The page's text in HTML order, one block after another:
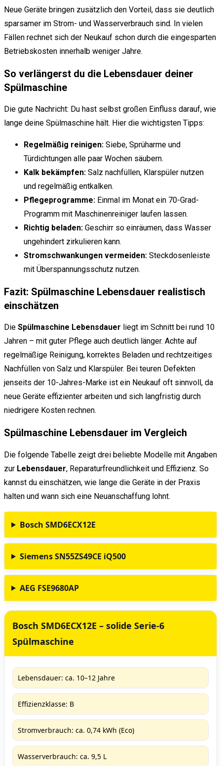
Neue Geräte bringen zusätzlich den Vorteil, dass sie deutlich
sparsamer im Strom- und Wasserverbrauch sind. In vielen
Fällen rechnet sich der Neukauf schon durch die eingesparten
Betriebskosten innerhalb weniger Jahre.
So verlängerst du die Lebensdauer deiner
Spülmaschine
Die gute Nachricht: Du hast selbst großen Einfluss darauf, wie
lange deine Spülmaschine hält. Hier die wichtigsten Tipps:
Regelmäßig reinigen: Siebe, Sprüharme und
Türdichtungen alle paar Wochen säubern.
Kalk bekämpfen: Salz nachfüllen, Klarspüler nutzen
und regelmäßig entkalken.
Pflegeprogramme: Einmal im Monat ein 70-Grad-
Programm mit Maschinenreiniger laufen lassen.
Richtig beladen: Geschirr so einräumen, dass Wasser
ungehindert zirkulieren kann.
Stromschwankungen vermeiden: Steckdosenleiste
mit Überspannungsschutz nutzen.
Fazit: Spülmaschine Lebensdauer realistisch
einschätzen
Die Spülmaschine Lebensdauer liegt im Schnitt bei rund 10
Jahren – mit guter Pflege auch deutlich länger. Achte auf
regelmäßige Reinigung, korrektes Beladen und rechtzeitiges
Nachfüllen von Salz und Klarspüler. Bei teuren Defekten
jenseits der 10-Jahres-Marke ist ein Neukauf oft sinnvoll, da
neue Geräte effizienter arbeiten und sich langfristig durch
niedrigere Kosten rechnen.
Spülmaschine Lebensdauer im Vergleich
Die folgende Tabelle zeigt drei beliebte Modelle mit Angaben
zur Lebensdauer, Reparaturfreundlichkeit und Effizienz. So
kannst du einschätzen, wie lange die Geräte in der Praxis
halten und wann sich eine Neuanschaffung lohnt.
Bosch SMD6ECX12E
Siemens SN55ZS49CE iQ500
AEG FSE9680AP
Bosch SMD6ECX12E – solide Serie-6
Spülmaschine
Lebensdauer: ca. 10–12 Jahre
Effizienzklasse: B
Stromverbrauch: ca. 0,74 kWh (Eco)
Wasserverbrauch: ca. 9,5 L